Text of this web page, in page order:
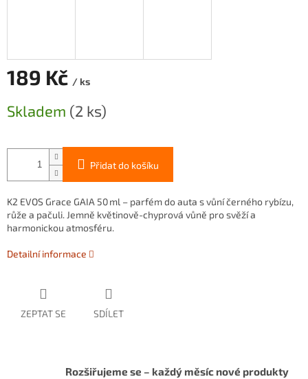
189 Kč / ks
cena:
Skladem (2 ks)
Přidat do košíku
K2 EVOS Grace GAIA 50 ml – parfém do auta s vůní černého rybízu,
růže a pačuli. Jemně květinově-chyprová vůně pro svěží a
harmonickou atmosféru.
Detailní informace
ZEPTAT SE SDÍLET
Rozšiřujeme se – každý měsíc nové produkty